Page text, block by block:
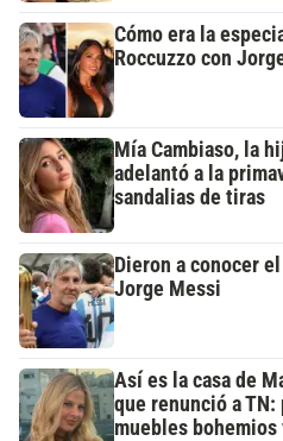
Cómo era la
Roccuzzo con
Mía Cambiaso, la
adelantó a la
sandalias de tiras
Dieron a conocer
Jorge Messi
Así es la casa de
que renunció a
muebles bohemios